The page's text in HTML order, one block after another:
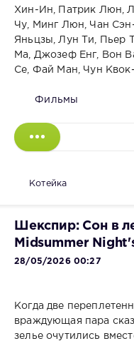
Хин-Ин, Патрик Люн,
Чу, Минг Люн, Чан
Яньцзы, Лун Ти, Пьер
Ма, Джозеф Енг, Вон
Се, Фай Ман, Чун
Фильмы
Котейка
Шекспир: Сон в
Midsummer
28/05/2026 00:27
Когда две
враждующая пара
зелье очутились